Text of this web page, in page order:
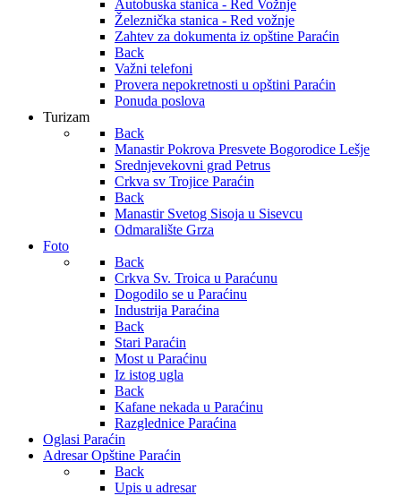
Autobuska stanica - Red Vožnje
Železnička stanica - Red vožnje
Zahtev za dokumenta iz opštine Paraćin
Back
Važni telefoni
Provera nepokretnosti u opštini Paraćin
Ponuda poslova
Turizam
Back
Manastir Pokrova Presvete Bogorodice Lešje
Srednjevekovni grad Petrus
Crkva sv Trojice Paraćin
Back
Manastir Svetog Sisoja u Sisevcu
Odmaralište Grza
Foto
Back
Crkva Sv. Troica u Paraćunu
Dogodilo se u Paraćinu
Industrija Paraćina
Back
Stari Paraćin
Most u Paraćinu
Iz istog ugla
Back
Kafane nekada u Paraćinu
Razglednice Paraćina
Oglasi Paraćin
Adresar Opštine Paraćin
Back
Upis u adresar